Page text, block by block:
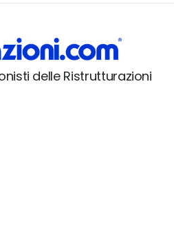
delle Ristrutturazioni